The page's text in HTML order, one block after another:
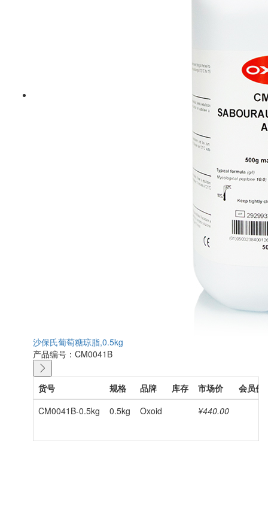
沙保氏葡萄糖琼脂,0.5kg
产品编号：CM0041B
货号 规格 品牌 库存 市场价
会员价
CM0041B-0.5kg
0.5kg Oxoid ¥440.00